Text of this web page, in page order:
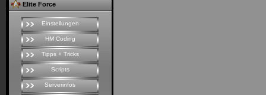
Elite Force
Einstellungen
HM Coding
Tipps + Tricks
Scripts
Serverinfos